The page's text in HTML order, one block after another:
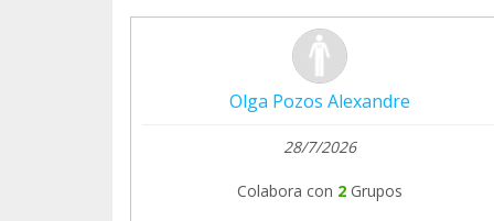
Olga Pozos Alexandre
28/7/2026
Colabora con 2 Grupos